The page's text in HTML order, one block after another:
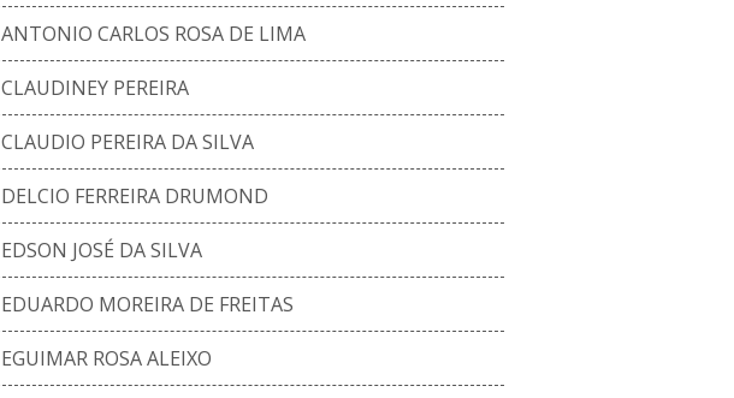
ANTONIO CARLOS ROSA DE LIMA
CLAUDINEY PEREIRA
CLAUDIO PEREIRA DA SILVA
DELCIO FERREIRA DRUMOND
EDSON JOSÉ DA SILVA
EDUARDO MOREIRA DE FREITAS
EGUIMAR ROSA ALEIXO